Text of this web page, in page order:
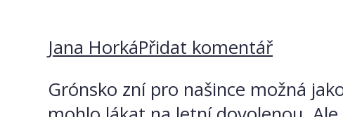
Jana HorkáPřidat komentář
Grónsko zní pro našince možná